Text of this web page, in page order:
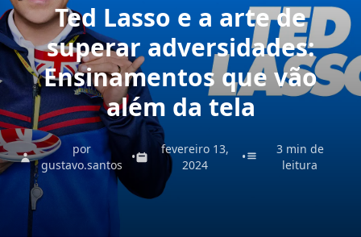
Ted Lasso e a arte de
superar adversidades:
Ensinamentos que vão
além da tela
por
gustavo.santos
•
fevereiro 13,
2024
•
3 min de
leitura